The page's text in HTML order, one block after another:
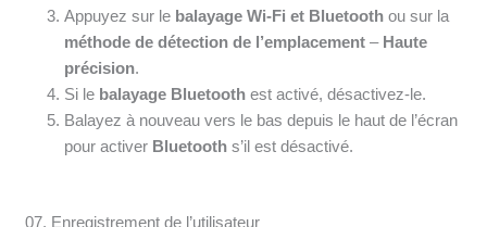
Appuyez sur le balayage Wi-Fi et Bluetoothou sur la
méthode de détection de l’emplacement– Haute
précision.
Si le balayage Bluetoothest activé, désactivez-le.
Balayez à nouveau vers le bas depuis le haut de l’écran
pour activer Bluetooths’il est désactivé.
07. Enregistrement de l’utilisateur